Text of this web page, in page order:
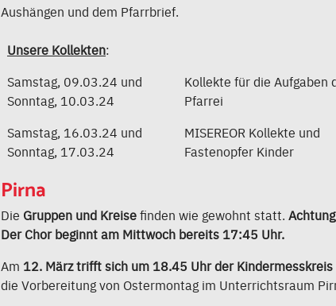
Aushängen und dem Pfarrbrief.
Unsere Kollekten:
Samstag, 09.03.24 und
Sonntag, 10.03.24
Kollekte für die Aufgaben
Pfarrei
Samstag, 16.03.24 und
Sonntag, 17.03.24
MISEREOR Kollekte und
Fastenopfer Kinder
Pirna
Die Gruppen und Kreisefinden wie gewohnt statt.
Der Chor beginnt am Mittwoch bereits 17:45 Uhr.
Am 12. März trifft sich um 18.45 Uhr der Kindermesskreis
die Vorbereitung von Ostermontag im Unterrichtsraum